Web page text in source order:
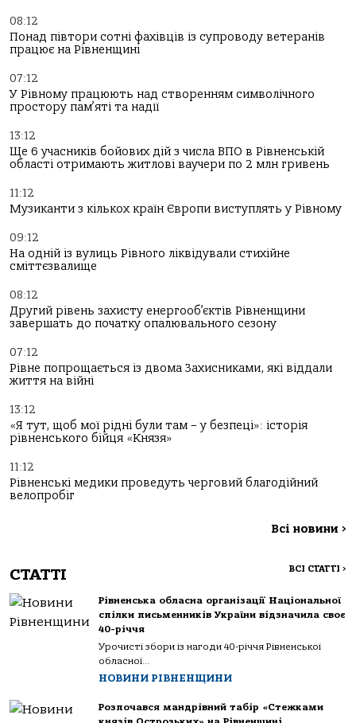
08:12
Понад півтори сотні фахівців із супроводу ветеранів
працює на Рівненщині
07:12
У Рівному працюють над створенням символічного
простору пам’яті та надії
13:12
Ще 6 учасників бойових дій з числа ВПО в Рівненській
області отримають житлові ваучери по 2 млн гривень
11:12
Музиканти з кількох країн Європи виступлять у Рівному
09:12
На одній із вулиць Рівного ліквідували стихійне
сміттєзвалище
08:12
Другий рівень захисту енергооб’єктів Рівненщини
завершать до початку опалювального сезону
07:12
Рівне попрощається із двома Захисниками, які віддали
життя на війні
13:12
«Я тут, щоб мої рідні були там – у безпеці»: історія
рівненського бійця «Князя»
11:12
Рівненські медики проведуть черговий благодійний
велопробіг
Всі новини >
СТАТТІ ВСІ СТАТТІ >
Рівненська обласна організації Національної
спілки письменників України відзначила своє
40-річчя
Урочисті збори із нагоди 40-річчя Рівненської
обласної...
НОВИНИ РІВНЕНЩИНИ
Розпочався мандрівний табір «Стежками